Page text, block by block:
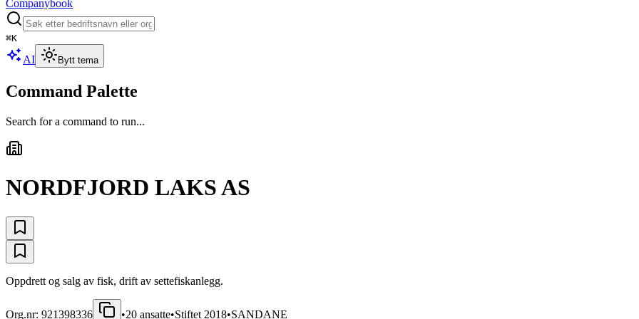
Companybook
⌘K
AI Bytt tema
Command Palette
Search for a command to run...
NORDFJORD LAKS AS
Oppdrett og salg av fisk, drift av settefiskanlegg.
Org.nr: 921398336 •20 ansatte•Stiftet 2018•SANDANE